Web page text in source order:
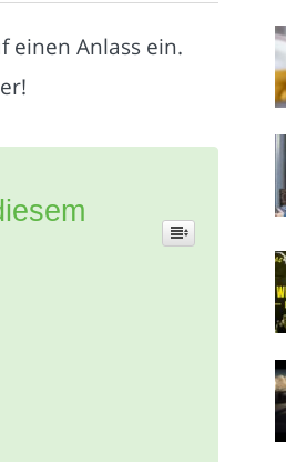
einen Anlass ein.